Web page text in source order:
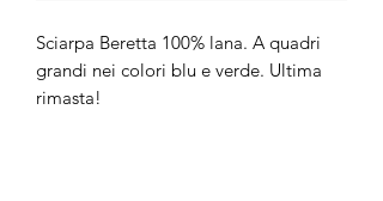
Sciarpa Beretta 100% lana. A quadri
grandi nei colori blu e verde. Ultima
rimasta!